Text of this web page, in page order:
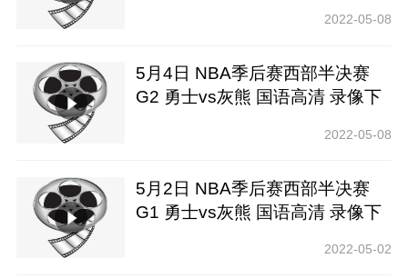
2022-05-08
5月4日 NBA季后赛西部半决赛
G2 勇士vs灰熊 国语高清 录像下
2022-05-08
5月2日 NBA季后赛西部半决赛
G1 勇士vs灰熊 国语高清 录像下
2022-05-02